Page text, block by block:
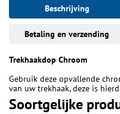
Beschrijving
Betaling en verzending
Trekhaakdop Chroom
Gebruik deze opvallende
van uw trekhaak, deze is
Soortgelijke